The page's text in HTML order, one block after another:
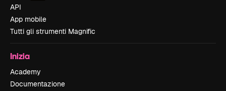
API
App mobile
Tutti gli strumenti Magnific
Inizia
Academy
Documentazione